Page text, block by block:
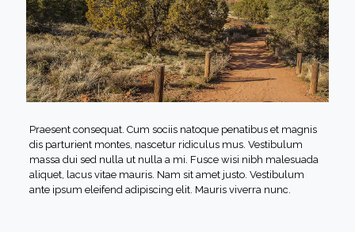
Praesent consequat. Cum sociis natoque penatibus et magnis
dis parturient montes, nascetur ridiculus mus. Vestibulum
massa dui sed nulla ut nulla a mi. Fusce wisi nibh malesuada
aliquet, lacus vitae mauris. Nam sit amet justo. Vestibulum
ante ipsum eleifend adipiscing elit. Mauris viverra nunc.